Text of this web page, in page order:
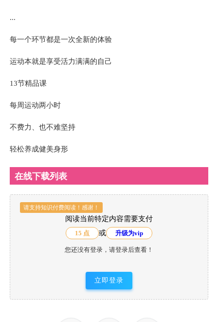
...
每一个环节都是一次全新的体验
运动本就是享受活力满满的自己
13节精品课
每周运动两小时
不费力、也不难坚持
轻松养成健美身形
在线下载列表
请支持知识付费阅读！感谢！
阅读当前特定内容需要支付
15 点 或 升级为vip
您还没有登录，请登录后查看！
立即登录